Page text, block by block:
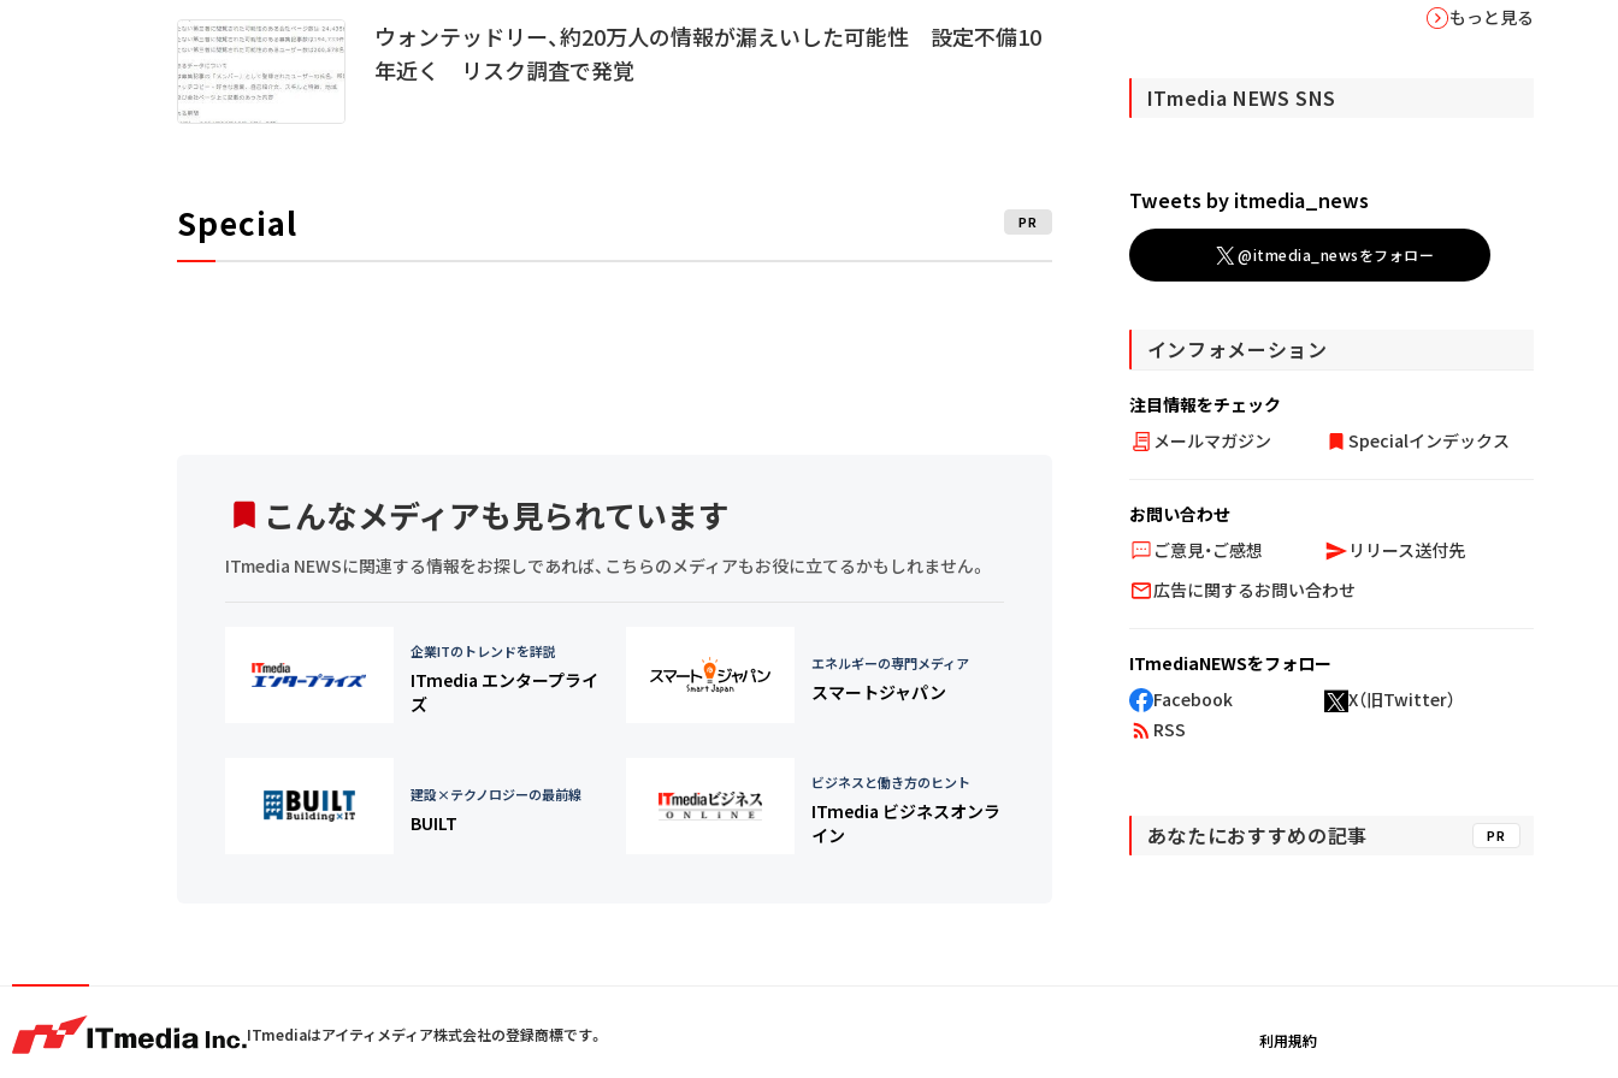
ウォンテッドリー、約20万人の情報が漏えいした可能性 設定不備10
年近く リスク調査で発覚
Special PR
こんなメディアも見られています
ITmedia NEWSに関連する情報をお探しであれば、こちらのメディアもお役に立てるかもしれません。
企業ITのトレンドを詳説
ITmedia エンタープライ
ズ
エネルギーの専門メディア
スマートジャパン
建設×テクノロジーの最前線
BUILT
ビジネスと働き方のヒント
ITmedia ビジネスオンラ
イン
もっと見る
ITmedia NEWS SNS
Tweets by itmedia_news
@itmedia_newsをフォロー
インフォメーション
注目情報をチェック
メールマガジン
Specialインデックス
お問い合わせ
ご意見・ご感想
リリース送付先
広告に関するお問い合わせ
ITmediaNEWSをフォロー
Facebook
X（旧Twitter）
RSS
あなたにおすすめの記事 PR
ITmediaはアイティメディア株式会社の登録商標です。 利用規約